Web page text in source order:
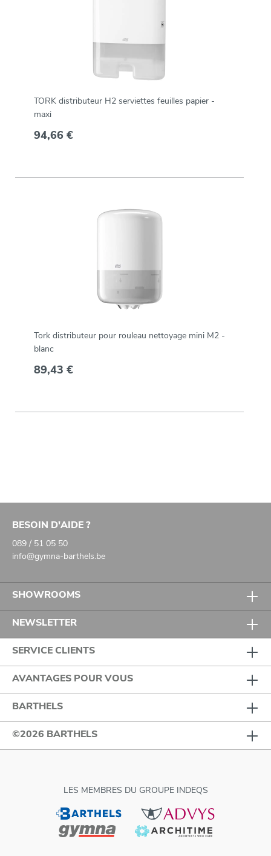
TORK distributeur H2 serviettes feuilles papier -
maxi
94,66 €
Tork distributeur pour rouleau nettoyage mini M2 -
blanc
89,43 €
BESOIN D'AIDE ?
089 / 51 05 50
info@gymna-barthels.be
SHOWROOMS
NEWSLETTER
SERVICE CLIENTS
AVANTAGES POUR VOUS
BARTHELS
©2026 BARTHELS
LES MEMBRES DU GROUPE INDEQS